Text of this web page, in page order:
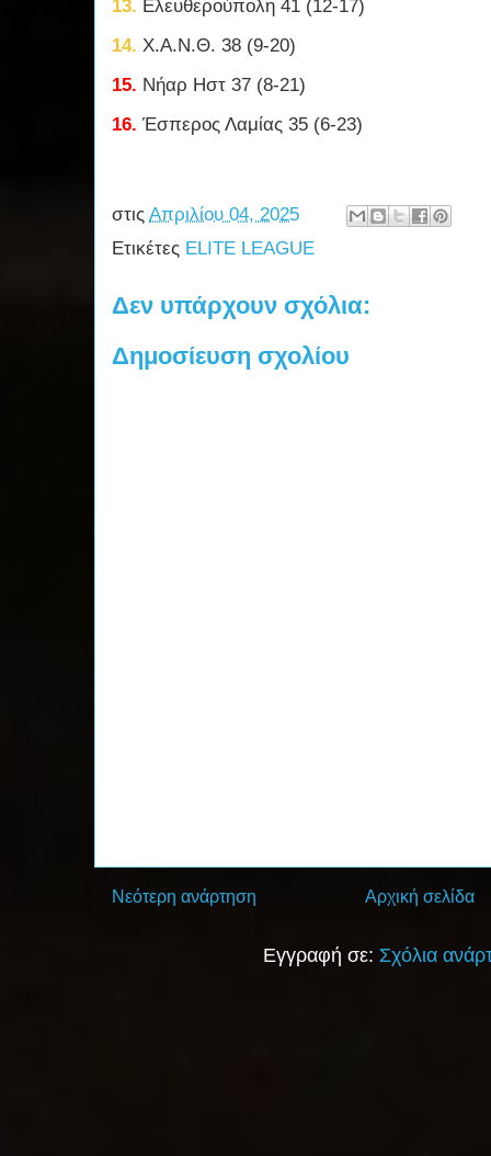
13. Ελευθερούπολη 41 (12-17)
14. Χ.Α.Ν.Θ. 38 (9-20)
15. Νήαρ Ηστ 37 (8-21)
16. Έσπερος Λαμίας 35 (6-23)
στις Απριλίου 04, 2025
Ετικέτες ELITE LEAGUE
Δεν υπάρχουν σχόλια:
Δημοσίευση σχολίου
Νεότερη ανάρτηση Αρχική σελίδα
Εγγραφή σε: Σχόλια